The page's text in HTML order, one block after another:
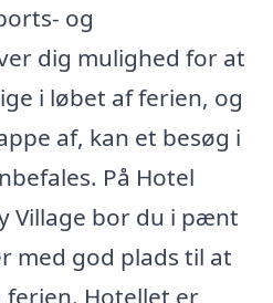
og
dig mulighed for at
i løbet af ferien, og
af, kan et besøg i
På Hotel
Village bor du i pænt
med god plads til at
ferien. Hotellet er